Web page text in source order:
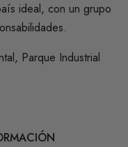
ideal, con un grupo
Parque Industrial